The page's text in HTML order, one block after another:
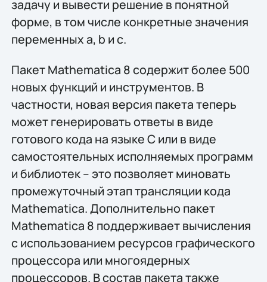
задачу и вывести решение в понятной
форме, в том числе конкретные значения
переменных a, b и c.
Пакет Mathematica 8 содержит более 500
новых функций и инструментов. В
частности, новая версия пакета теперь
может генерировать ответы в виде
готового кода на языке C или в виде
самостоятельных исполняемых программ
и библиотек – это позволяет миновать
промежуточный этап трансляции кода
Mathematica. Дополнительно пакет
Mathematica 8 поддерживает вычисления
с использованием ресурсов графического
процессора или многоядерных
процессоров. В состав пакета также